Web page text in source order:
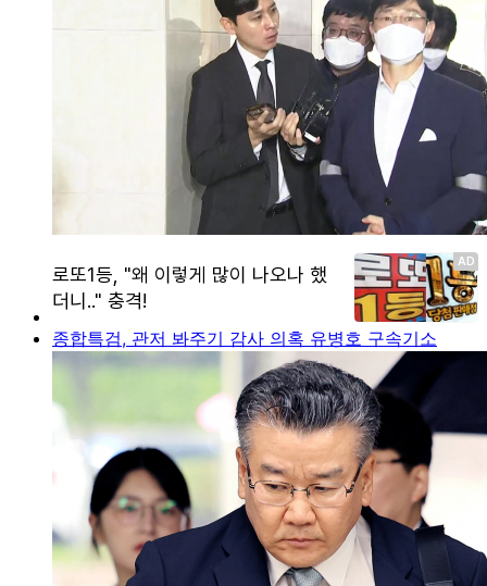
종합특검, 관저 봐주기 감사 의혹 유병호 구속기소